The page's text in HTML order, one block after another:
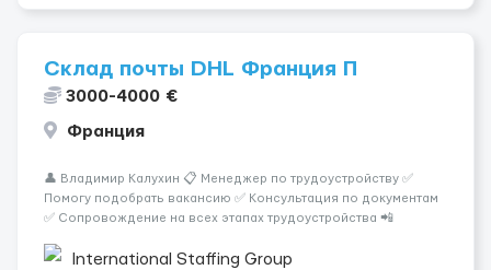
Склад почты DHL Франция П
3000-4000 €
Франция
👤 Владимир Калухин 📋 Менеджер по трудоустройству ✅
Помогу подобрать вакансию ✅ Консультация по документам
✅ Сопровождение на всех этапах трудоустройства 📲
7741 896400 Склад почты DHL в Франции Город: Париж За...
International Staffing Group